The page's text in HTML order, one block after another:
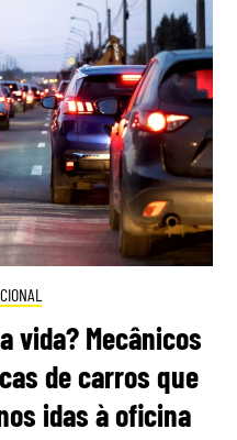
vida? Mecânicos
de carros que
idas à oficina